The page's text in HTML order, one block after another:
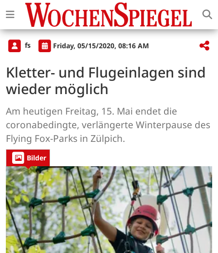
fs Friday, 05/15/2020, 08:16 AM
Kletter- und Flugeinlagen sind
wieder möglich
Am heutigen Freitag, 15. Mai endet die
coronabedingte, verlängerte Winterpause des
Flying Fox-Parks in Zülpich.
Bilder